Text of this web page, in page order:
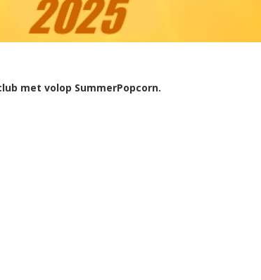
met volop SummerPopcorn.